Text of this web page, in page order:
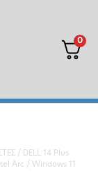
0
/ DELL 14 Plus
Arc / Windows 11